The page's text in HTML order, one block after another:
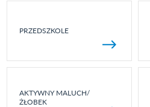
PRZEDSZKOLE
AKTYWNY MALUCH/
ŻŁOBEK